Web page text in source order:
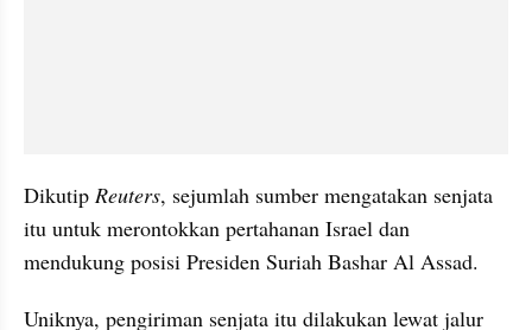
Dikutip Reuters, sejumlah sumber mengatakan senjata
itu untuk merontokkan pertahanan Israel dan
mendukung posisi Presiden Suriah Bashar Al Assad.
Uniknya, pengiriman senjata itu dilakukan lewat jalur